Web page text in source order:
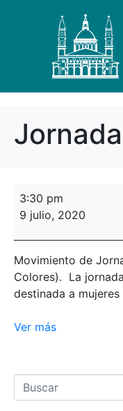
3:30 pm
9 julio, 2020
Movimiento de
Colores). La
destinada a
Ver más